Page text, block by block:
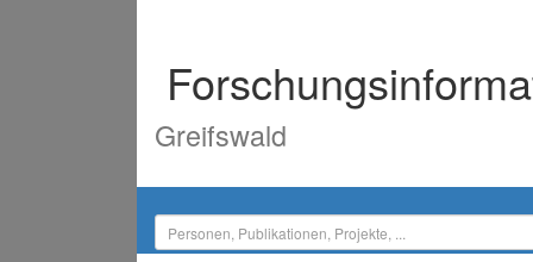
Greifswald